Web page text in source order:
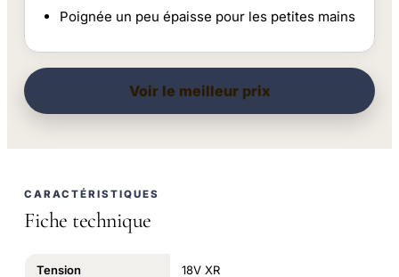
Poignée un peu épaisse pour les petites mains
Voir le meilleur prix
CARACTÉRISTIQUES
Fiche technique
Tension 18V XR